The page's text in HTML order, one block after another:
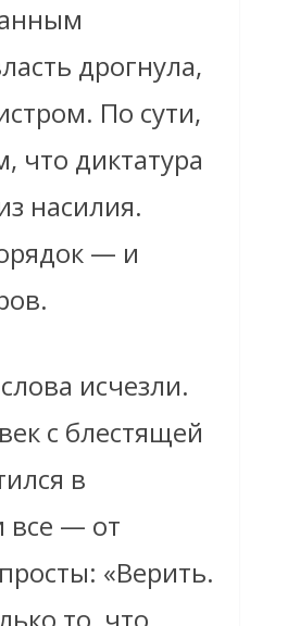
дрогнула,
По сути,
что диктатура
насилия.
— и
исчезли.
с блестящей
в
все — от
«Верить.